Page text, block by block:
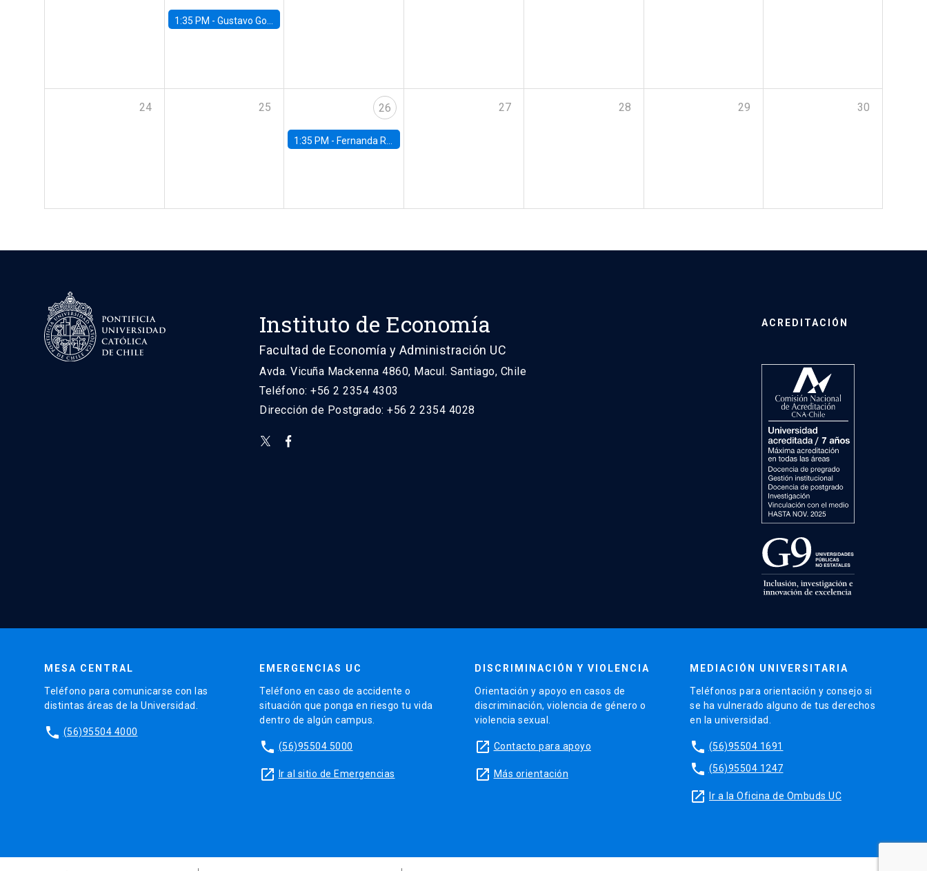
1:35 PM - Gustavo González, Banco Central de Chile
24 25 26
1:35 PM - Fernanda Rojas Ampuero, University of Wisconsin-Madison
27 28 29 30
Instituto de Economía
Facultad de Economía y Administración UC
Avda. Vicuña Mackenna 4860, Macul. Santiago, Chile
Teléfono: +56 2 2354 4303
Dirección de Postgrado: +56 2 2354 4028
ACREDITACIÓN
MESA CENTRAL
Teléfono para comunicarse con las
distintas áreas de la Universidad.
phone (56)95504 4000
EMERGENCIAS UC
Teléfono en caso de accidente o
situación que ponga en riesgo tu vida
dentro de algún campus.
phone (56)95504 5000
launch Ir al sitio de Emergencias
DISCRIMINACIÓN Y VIOLENCIA
Orientación y apoyo en casos de
discriminación, violencia de género o
violencia sexual.
launch Contacto para apoyo
launch Más orientación
MEDIACIÓN UNIVERSITARIA
Teléfonos para orientación y consejo si
se ha vulnerado alguno de tus derechos
en la universidad.
phone (56)95504 1691
phone (56)95504 1247
launch Ir a la Oficina de Ombuds UC